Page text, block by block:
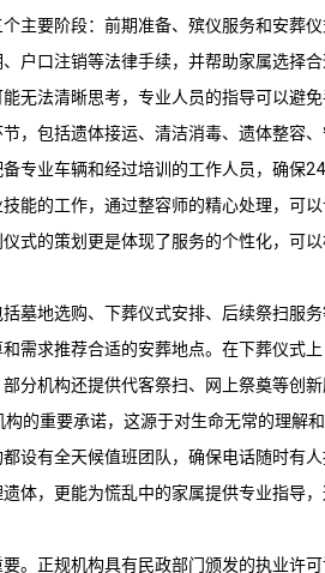
主要阶段：前期准备、殡仪服务和安葬
户口注销等法律手续，并帮助家属选择
无法清晰思考，专业人员的指导可以避免
，包括遗体接运、清洁消毒、遗体整容
专业车辆和经过培训的工作人员，确保
能的工作，通过整容师的精心处理，可
式的策划更是体现了服务的个性化，可
墓地选购、下葬仪式安排、后续祭扫服
需求推荐合适的安葬地点。在下葬仪式
分机构还提供代客祭扫、网上祭奠等创新
的重要承诺，这源于对生命无常的理解
设有全天候值班团队，确保电话随时有
体，更能为慌乱中的家属提供专业指导
。正规机构具有民政部门颁发的执业许